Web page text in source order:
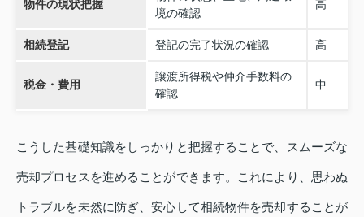
物件の現状把握
境の確認
高
相続登記 登記の完了状況の確認 高
税金・費用
譲渡所得税や仲介手数料の
確認
中
こうした基礎知識をしっかりと把握することで、スムーズな
売却プロセスを進めることができます。これにより、思わぬ
トラブルを未然に防ぎ、安心して相続物件を売却することが